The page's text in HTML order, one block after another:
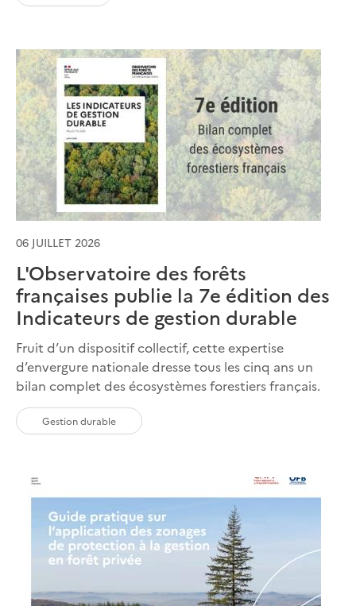
06 JUILLET 2026
L'Observatoire des forêts
françaises publie la 7e édition des
Indicateurs de gestion durable
Fruit d’un dispositif collectif, cette expertise
d’envergure nationale dresse tous les cinq ans un
bilan complet des écosystèmes forestiers français.
Gestion durable